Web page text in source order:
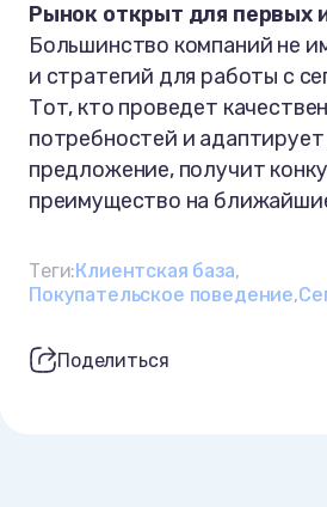
Рынок открыт для первых
Большинство компаний не
и стратегий для работы с
Тот, кто проведет
потребностей и
предложение, получит
преимущество на
Теги:Клиентская база
Покупательское поведение
Поделиться